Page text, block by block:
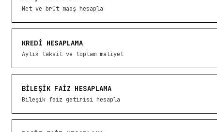
Net ve brüt maaş hesapla
KREDI HESAPLAMA
Aylık taksit ve toplam maliyet
BILEŞIK FAIZ HESAPLAMA
Bileşik faiz getirisi hesapla